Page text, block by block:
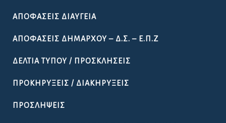
ΑΠΟΦΆΣΕΙΣ ΔΙΑΎΓΕΙΑ
ΑΠΟΦΆΣΕΙΣ ΔΗΜΆΡΧΟΥ – Δ.Σ. – Ε.Π.Ζ
ΔΕΛΤΊΑ ΤΎΠΟΥ / ΠΡΟΣΚΛΉΣΕΙΣ
ΠΡΟΚΗΡΎΞΕΙΣ / ΔΙΑΚΗΡΎΞΕΙΣ
ΠΡΟΣΛΉΨΕΙΣ